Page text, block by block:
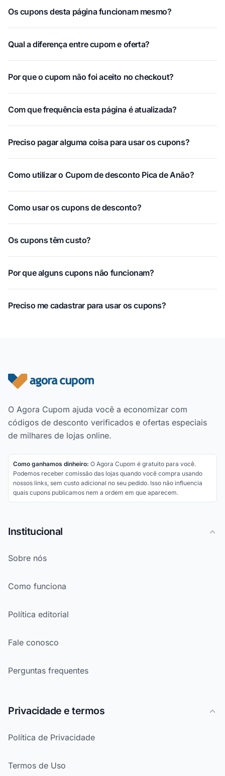
Os cupons desta página funcionam mesmo?
Qual a diferença entre cupom e oferta?
Por que o cupom não foi aceito no checkout?
Com que frequência esta página é atualizada?
Preciso pagar alguma coisa para usar os cupons?
Como utilizar o Cupom de desconto Pica de Anão?
Como usar os cupons de desconto?
Os cupons têm custo?
Por que alguns cupons não funcionam?
Preciso me cadastrar para usar os cupons?
Rodapé do site
O Agora Cupom ajuda você a economizar com
códigos de desconto verificados e ofertas especiais
de milhares de lojas online.
Como ganhamos dinheiro: O Agora Cupom é gratuito para você.
Podemos receber comissão das lojas quando você compra usando
nossos links, sem custo adicional no seu pedido. Isso não influencia
quais cupons publicamos nem a ordem em que aparecem.
Institucional
Sobre nós
Como funciona
Política editorial
Fale conosco
Perguntas frequentes
Privacidade e termos
Política de Privacidade
Termos de Uso